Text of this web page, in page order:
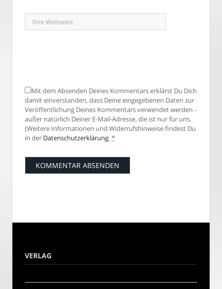
Mit dem Absenden Deines Kommentars erklärst Du Dich
damit einverstanden, dass Deine eingegebenen Daten zur
Veröffentlichung Deines Kommentars verwendet werden -
außer natürlich Deiner E-Mail-Adresse, die ist nur für uns.
(Weitere Informationen und Widerrufshinweise findest Du
in der Datenschutzerklärung.*
VERLAG